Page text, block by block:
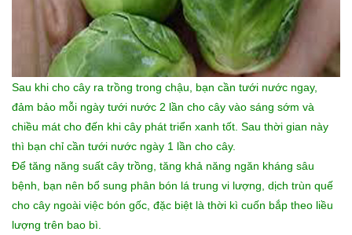
Sau khi cho cây ra trồng trong chậu, bạn cần tưới nước ngay,
đảm bảo mỗi ngày tưới nước 2 lần cho cây vào sáng sớm và
chiều mát cho đến khi cây phát triển xanh tốt. Sau thời gian này
thì bạn chỉ cần tưới nước ngày 1 lần cho cây.
Để tăng năng suất cây trồng, tăng khả năng ngăn kháng sâu
bệnh, bạn nên bổ sung phân bón lá trung vi lượng, dịch trùn quế
cho cây ngoài việc bón gốc, đặc biệt là thời kì cuốn bắp theo liều
lượng trên bao bì.